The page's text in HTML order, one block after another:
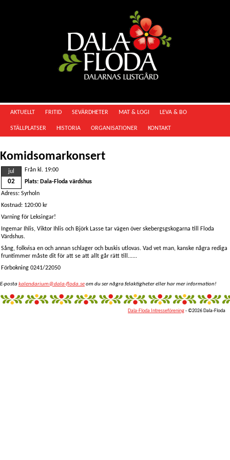
AKTUELLT FRITID SEVÄRDHETER MAT & LOGI LEVA & BO
STÄLLPLATSER HISTORIA ORGANISATIONER KONTAKT
Komidsomarkonsert
jul
02
Från kl. 19:00
Plats: Dala-Floda värdshus
Adress: Syrholn
Kostnad: 120:00 kr
Varning för Leksingar!
Ingemar Ihlis, Viktor Ihlis och Björk Lasse tar vägen över skebergsgskogarna till Floda
Värdshus.
Sång, folkvisa en och annan schlager och buskis utlovas. Vad vet man, kanske några rediga
fruntimmer måste dit för att se att allt går rätt till......
Förbokning 0241/22050
E-postakalendarium@dala-floda.seom du ser några felaktigheter eller har mer information!
Dala-Floda Intresseförening- ©2026 Dala-Floda